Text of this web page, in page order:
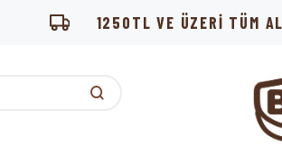
1250TL VE ÜZERİ TÜM